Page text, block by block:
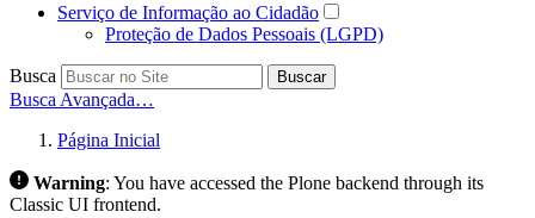
Serviço de Informação ao Cidadão
Proteção de Dados Pessoais (LGPD)
Busca Buscar
Busca Avançada…
Página Inicial
Warning: You have accessed the Plone backend through its
Classic UI frontend.